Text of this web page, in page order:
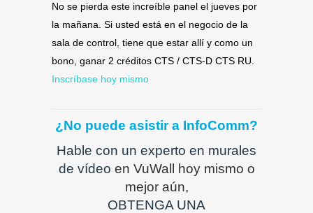
No se pierda este increíble panel el jueves por
la mañana. Si usted está en el negocio de la
sala de control, tiene que estar allí y como un
bono, ganar 2 créditos CTS / CTS-D CTS RU.
Inscríbase hoy mismo
¿No puede asistir a InfoComm?
Hable con un experto en murales
de vídeo en VuWall hoy mismo o
mejor aún,
OBTENGA UNA